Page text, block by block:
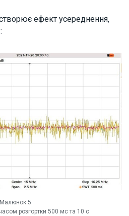
ефект усереднення,
Малюнок 5:
часом розгортки 500 мс та 10 с